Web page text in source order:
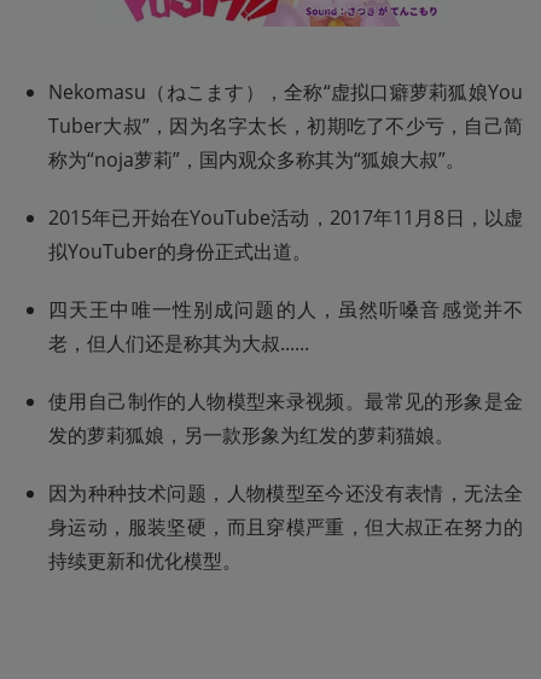
Nekomasu（ねこます），全称“虚拟口癖萝莉狐娘You
Tuber大叔”，因为名字太长，初期吃了不少亏，自己简
称为“noja萝莉”，国内观众多称其为“狐娘大叔”。
2015年已开始在YouTube活动，2017年11月8日，以虚
拟YouTuber的身份正式出道。
四天王中唯一性别成问题的人，虽然听嗓音感觉并不
老，但人们还是称其为大叔......
使用自己制作的人物模型来录视频。最常见的形象是金
发的萝莉狐娘，另一款形象为红发的萝莉猫娘。
因为种种技术问题，人物模型至今还没有表情，无法全
身运动，服装坚硬，而且穿模严重，但大叔正在努力的
持续更新和优化模型。